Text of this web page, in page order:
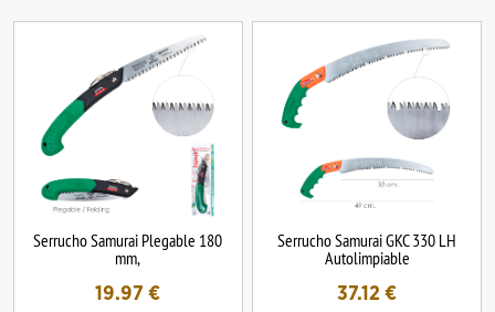
Serrucho Samurai Plegable 180
mm,
19.97 €
Serrucho Samurai GKC 330 LH
Autolimpiable
37.12 €